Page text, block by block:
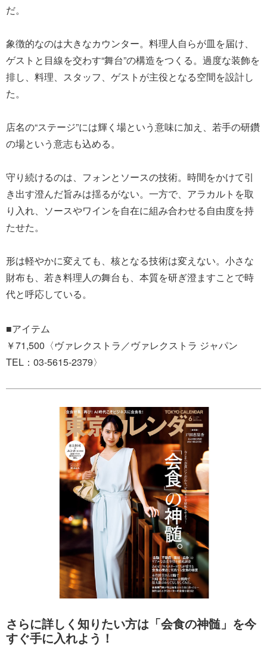
だ。
象徴的なのは大きなカウンター。料理人自らが皿を届け、
ゲストと目線を交わす“舞台”の構造をつくる。過度な装飾を
排し、料理、スタッフ、ゲストが主役となる空間を設計し
た。
店名の“ステージ”には輝く場という意味に加え、若手の研鑽
の場という意志も込める。
守り続けるのは、フォンとソースの技術。時間をかけて引
き出す澄んだ旨みは揺るがない。一方で、アラカルトを取
り入れ、ソースやワインを自在に組み合わせる自由度を持
たせた。
形は軽やかに変えても、核となる技術は変えない。小さな
財布も、若き料理人の舞台も、本質を研ぎ澄ますことで時
代と呼応している。
■アイテム
￥71,500〈ヴァレクストラ／ヴァレクストラ ジャパン
TEL：03-5615-2379〉
さらに詳しく知りたい方は「会食の神髄」を今
すぐ手に入れよう！